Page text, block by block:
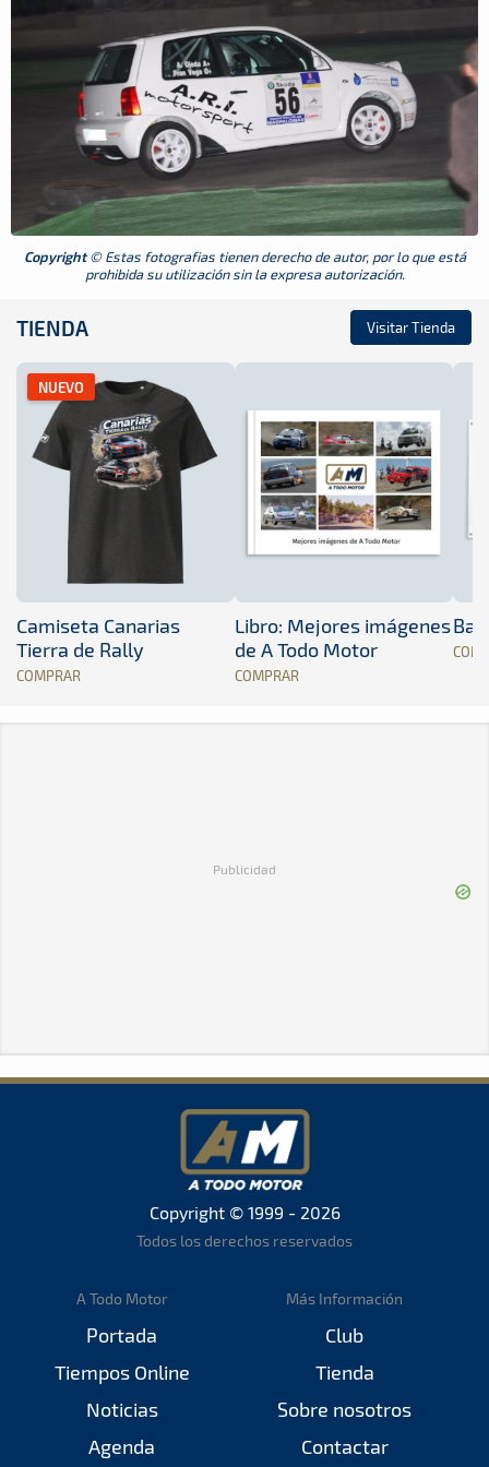
Copyright© Estas fotografias tienen derecho de autor, por lo que está
prohibida su utilización sin la expresa autorización.
TIENDA Visitar Tienda
NUEVO
Camiseta Canarias
Tierra de Rally
COMPRAR
Libro: Mejores imágenes
de A Todo Motor
COMPRAR
Publicidad
Copyright © 1999 - 2026
Todos los derechos reservados
A Todo Motor
Portada
Tiempos Online
Noticias
Agenda
Más Información
Club
Tienda
Sobre nosotros
Contactar